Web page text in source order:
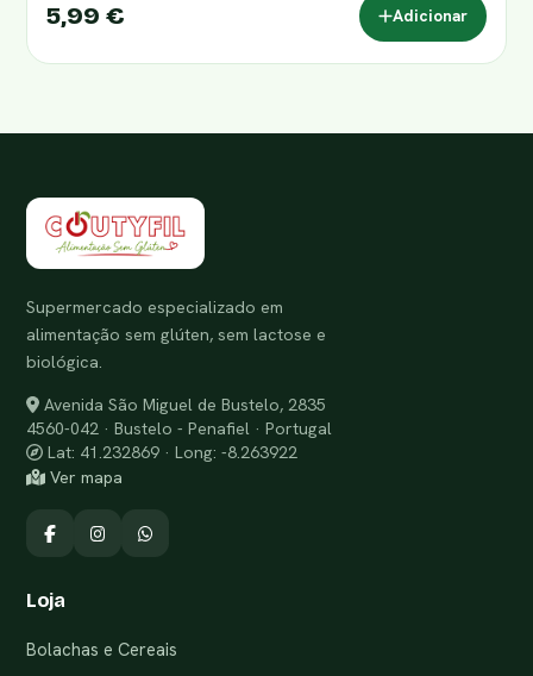
5,99 € Adicionar
Supermercado especializado em
alimentação sem glúten, sem lactose e
biológica.
Avenida São Miguel de Bustelo, 2835
4560-042 · Bustelo - Penafiel · Portugal
Lat: 41.232869 · Long: -8.263922
Ver mapa
Loja
Bolachas e Cereais